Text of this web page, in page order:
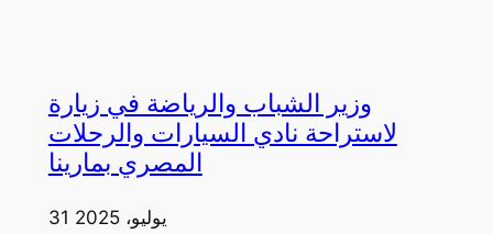
وزير الشباب والرياضة في زيارة
لاستراحة نادي السيارات والرحلات
المصري بمارينا
31 يوليو، 2025